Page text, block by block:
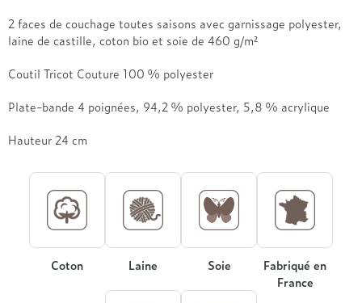
Tempur
Treca
2 faces de couchage toutes saisons avec garnissage polyester,
laine de castille, coton bio et soie de 460 g/m²
Coutil Tricot Couture 100 % polyester
Plate-bande 4 poignées, 94,2 % polyester, 5,8 % acrylique
Hauteur 24 cm
Coton Laine Soie
Fabriqué en
France